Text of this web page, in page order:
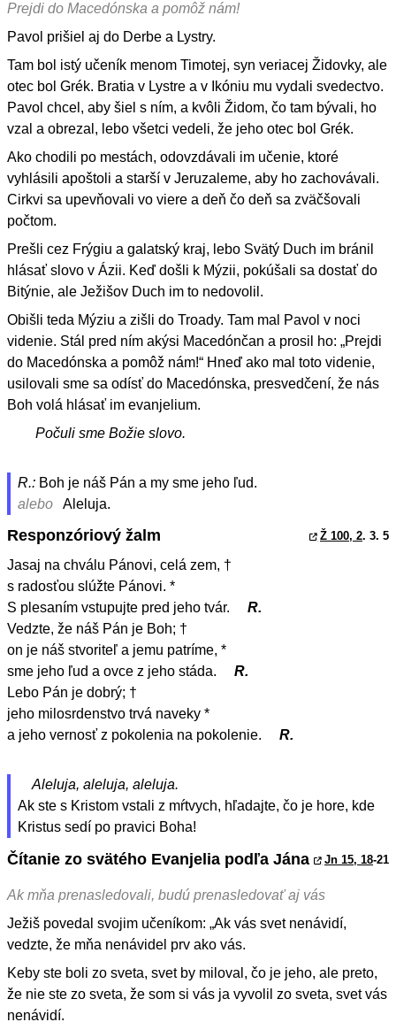
Prejdi do Macedónska a pomôž nám!
Pavol prišiel aj do Derbe a Lystry.
Tam bol istý učeník menom Timotej, syn veriacej Židovky, ale
otec bol Grék. Bratia v Lystre a v Ikóniu mu vydali svedectvo.
Pavol chcel, aby šiel s ním, a kvôli Židom, čo tam bývali, ho
vzal a obrezal, lebo všetci vedeli, že jeho otec bol Grék.
Ako chodili po mestách, odovzdávali im učenie, ktoré
vyhlásili apoštoli a starší v Jeruzaleme, aby ho zachovávali.
Cirkvi sa upevňovali vo viere a deň čo deň sa zväčšovali
počtom.
Prešli cez Frýgiu a galatský kraj, lebo Svätý Duch im bránil
hlásať slovo v Ázii. Keď došli k Mýzii, pokúšali sa dostať do
Bitýnie, ale Ježišov Duch im to nedovolil.
Obišli teda Mýziu a zišli do Troady. Tam mal Pavol v noci
videnie. Stál pred ním akýsi Macedónčan a prosil ho: „Prejdi
do Macedónska a pomôž nám!“ Hneď ako mal toto videnie,
usilovali sme sa odísť do Macedónska, presvedčení, že nás
Boh volá hlásať im evanjelium.
Počuli sme Božie slovo.
R.: Boh je náš Pán a my sme jeho ľud.
alebo
Aleluja.
Responzóriový žalm Ž 100, 2. 3. 5
Jasaj na chválu Pánovi, celá zem, †
s radosťou slúžte Pánovi. *
S plesaním vstupujte pred jeho tvár.
R.
Vedzte, že náš Pán je Boh; †
on je náš stvoriteľ a jemu patríme, *
sme jeho ľud a ovce z jeho stáda.
R.
Lebo Pán je dobrý; †
jeho milosrdenstvo trvá naveky *
a jeho vernosť z pokolenia na pokolenie.
R.
Aleluja, aleluja, aleluja.
Ak ste s Kristom vstali z mŕtvych, hľadajte, čo je hore, kde
Kristus sedí po pravici Boha!
Čítanie zo svätého Evanjelia podľa Jána Jn 15, 18-21
Ak mňa prenasledovali, budú prenasledovať aj vás
Ježiš povedal svojim učeníkom: „Ak vás svet nenávidí,
vedzte, že mňa nenávidel prv ako vás.
Keby ste boli zo sveta, svet by miloval, čo je jeho, ale preto,
že nie ste zo sveta, že som si vás ja vyvolil zo sveta, svet vás
nenávidí.